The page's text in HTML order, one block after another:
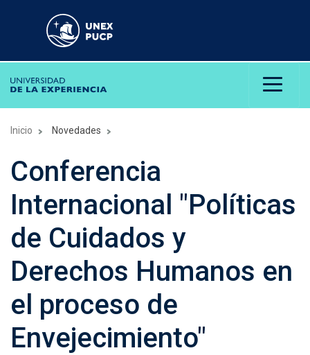
Inicio Novedades
Conferencia
Internacional "Políticas
de Cuidados y
Derechos Humanos en
el proceso de
Envejecimiento"